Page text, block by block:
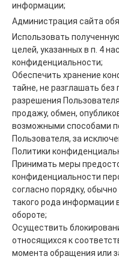
информации;
Администрация сайта
Использовать
целей, указанных в п. 4
конфиденциальности;
Обеспечить хранение
тайне, не разглашать
разрешения
продажу, обмен,
возможными способами
Пользователя, за
Политики
Принимать меры
конфиденциальности
согласно порядку,
такого рода
обороте;
Осуществить
относящихся к
момента обращения или